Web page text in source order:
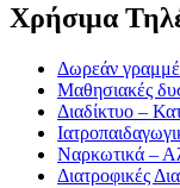
Χρήσιμα
Δωρεάν
Μαθησιακές
Διαδίκτυο –
Ναρκωτικά –
Διατροφικές